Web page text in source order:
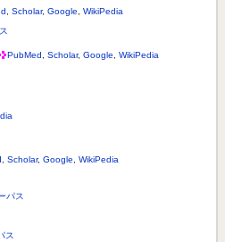
, Scholar, Google, WikiPedia
PubMed , Scholar, Google, WikiPedia
, Scholar, Google, WikiPedia
パス
ス